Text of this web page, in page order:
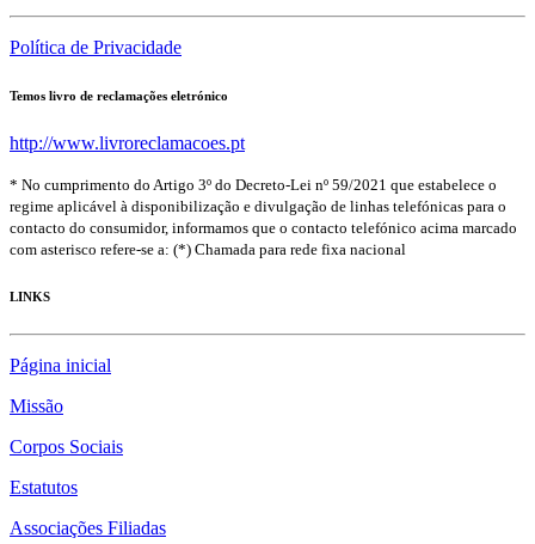
Política de Privacidade
Temos livro de reclamações eletrónico
http://www.livroreclamacoes.pt
* No cumprimento do Artigo 3º do Decreto-Lei nº 59/2021 que estabelece o
regime aplicável à disponibilização e divulgação de linhas telefónicas para o
contacto do consumidor, informamos que o contacto telefónico acima marcado
com asterisco refere-se a: (*) Chamada para rede fixa nacional
LINKS
Página inicial
Missão
Corpos Sociais
Estatutos
Associações Filiadas